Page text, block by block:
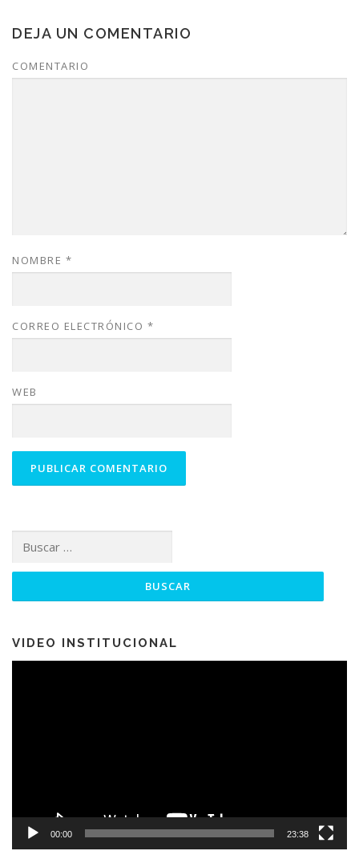
DEJA UN COMENTARIO
COMENTARIO
NOMBRE *
CORREO ELECTRÓNICO *
WEB
VIDEO INSTITUCIONAL
00:00 23:38